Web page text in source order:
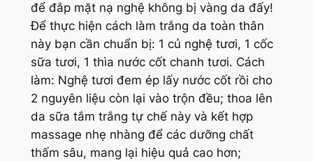
để đắp mặt nạ nghệ không bị vàng da đấy!
Để thực hiện cách làm trắng da toàn thân
này bạn cần chuẩn bị: 1 củ nghệ tươi, 1 cốc
sữa tươi, 1 thìa nước cốt chanh tươi. Cách
làm: Nghệ tươi đem ép lấy nước cốt rồi cho
2 nguyên liệu còn lại vào trộn đều; thoa lên
da sữa tắm trắng tự chế này và kết hợp
massage nhẹ nhàng để các dưỡng chất
thấm sâu, mang lại hiệu quả cao hơn;